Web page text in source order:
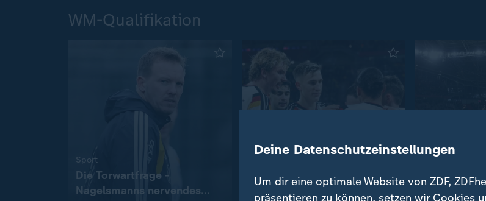
WM-Qualifikation
Sport
Die Torwartfrage -
Nagelsmanns nervendes
Endspiel gewonnen: DFB-
Team bei WM 2026 dabei
Sport
Der
Leipzig
Deine Datenschutzeinstellungen
Um dir eine optimale Website von ZDF,
präsentieren zu können, setzen wir Cookies